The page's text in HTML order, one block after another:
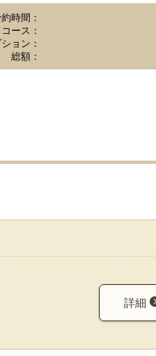
時間：
コース：
ョン：
総額：
詳細